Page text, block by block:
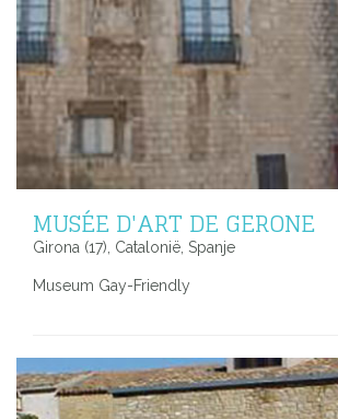
MUSÉE D'ART DE GERONE
Girona (17), Catalonië, Spanje
Museum Gay-Friendly